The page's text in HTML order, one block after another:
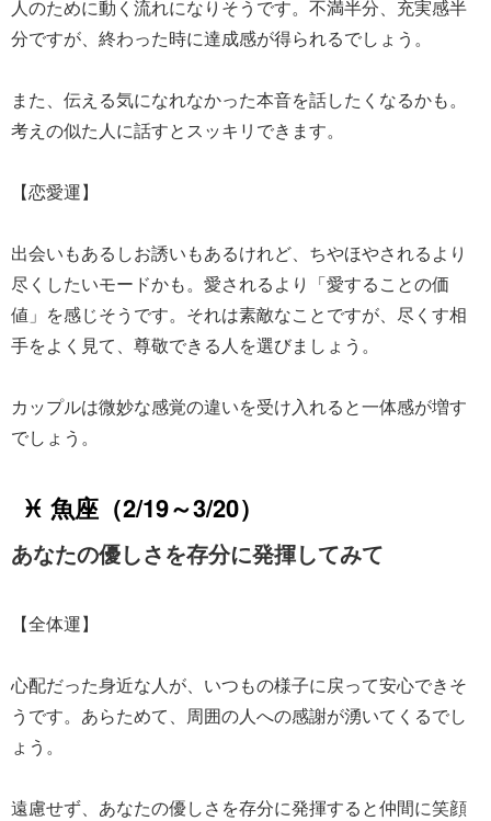
人のために動く流れになりそうです。不満半分、充実感半
分ですが、終わった時に達成感が得られるでしょう。
また、伝える気になれなかった本音を話したくなるかも。
考えの似た人に話すとスッキリできます。
【恋愛運】
出会いもあるしお誘いもあるけれど、ちやほやされるより
尽くしたいモードかも。愛されるより「愛することの価
値」を感じそうです。それは素敵なことですが、尽くす相
手をよく見て、尊敬できる人を選びましょう。
カップルは微妙な感覚の違いを受け入れると一体感が増す
でしょう。
♓ 魚座（2/19～3/20）
あなたの優しさを存分に発揮してみて
【全体運】
心配だった身近な人が、いつもの様子に戻って安心できそ
うです。あらためて、周囲の人への感謝が湧いてくるでし
ょう。
遠慮せず、あなたの優しさを存分に発揮すると仲間に笑顔